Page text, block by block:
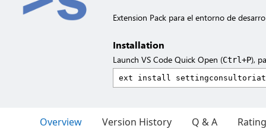
Extension Pack para el entorno de
Installation
Launch VS Code Quick Open (Ctrl+P),
Overview Version History Q & A